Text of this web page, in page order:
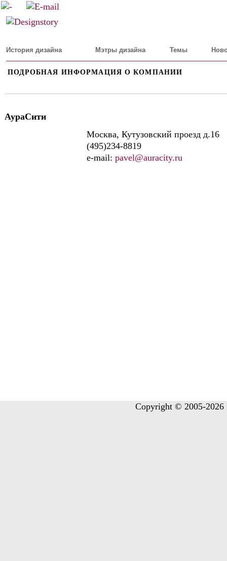
История дизайна Мэтры дизайна Темы
ПОДРОБНАЯ ИНФОРМАЦИЯ О КОМПАНИИ
АураСити
Москва, Кутузовский проезд д.16
(495)234-8819
e-mail: pavel@auracity.ru
Copyright © 2005-2026